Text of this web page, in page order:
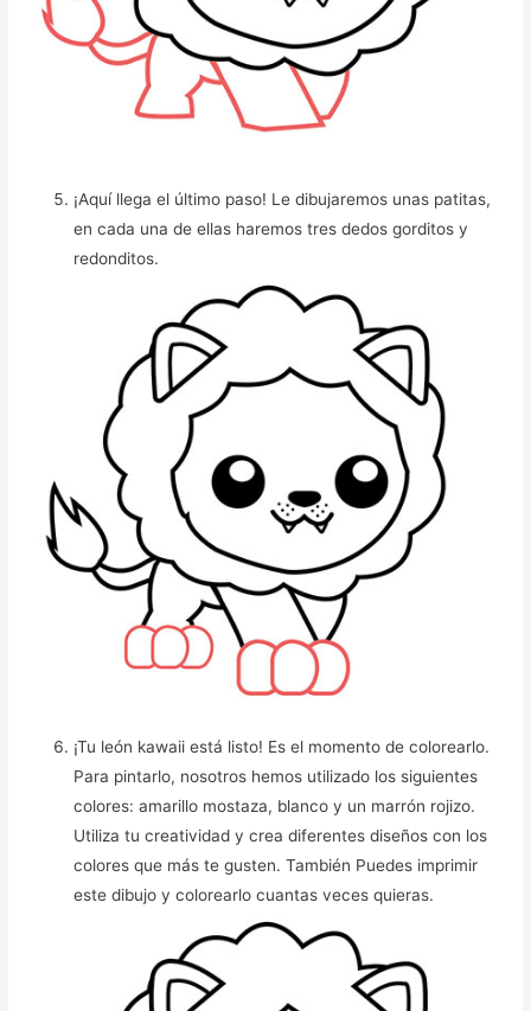
¡Aquí llega el último paso! Le dibujaremos unas patitas,
en cada una de ellas haremos tres dedos gorditos y
redonditos.
¡Tu león kawaii está listo! Es el momento de colorearlo.
Para pintarlo, nosotros hemos utilizado los siguientes
colores: amarillo mostaza, blanco y un marrón rojizo.
Utiliza tu creatividad y crea diferentes diseños con los
colores que más te gusten. También Puedes imprimir
este dibujo y colorearlo cuantas veces quieras.